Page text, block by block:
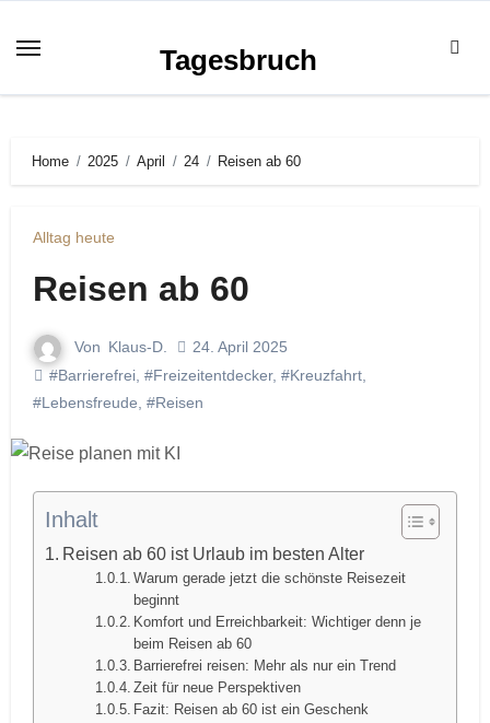
Inhalt
Tagesbruch
Home 2025 April 24 Reisen ab 60
Alltag heute
Reisen ab 60
Von Klaus-D.
24. April 2025
#Barrierefrei, #Freizeitentdecker, #Kreuzfahrt,
#Lebensfreude #Reisen
Inhalt
Reisen ab 60 ist Urlaub im besten Alter
Warum gerade jetzt die schönste Reisezeit
beginnt
Komfort und Erreichbarkeit: Wichtiger denn je
beim Reisen ab 60
Barrierefrei reisen: Mehr als nur ein Trend
Zeit für neue Perspektiven
Fazit: Reisen ab 60 ist ein Geschenk